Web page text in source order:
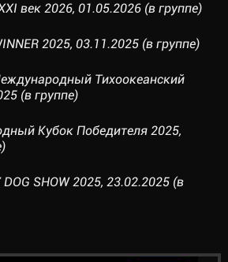
век 2026, 01.05.2026 (в группе)
2025, 03.11.2025 (в группе)
Тихоокеанский
(в группе)
Кубок Победителя 2025,
DOG SHOW 2025, 23.02.2025 (в